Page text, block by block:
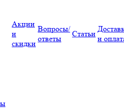
Акции
и
скидки
Вопросы/
ответы
Статьи
и